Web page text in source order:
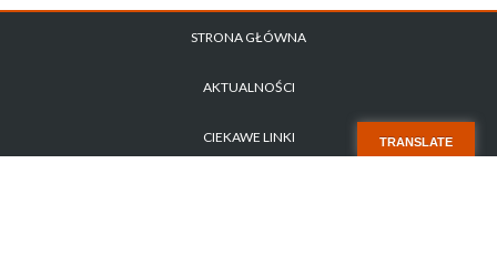
TRANSLATE
STRONA GŁÓWNA
AKTUALNOŚCI
CIEKAWE LINKI